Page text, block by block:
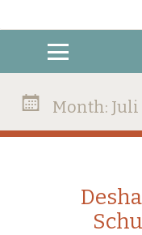
MENU
WIDGETS
SEARCH
Month: Juli